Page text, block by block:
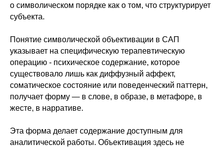
о символическом порядке как о том, что структурирует
субъекта.
Понятие символической объективации в САП
указывает на специфическую терапевтическую
операцию - психическое содержание, которое
существовало лишь как диффузный аффект,
соматическое состояние или поведенческий паттерн,
получает форму — в слове, в образе, в метафоре, в
жесте, в нарративе.
Эта форма делает содержание доступным для
аналитической работы. Объективация здесь не